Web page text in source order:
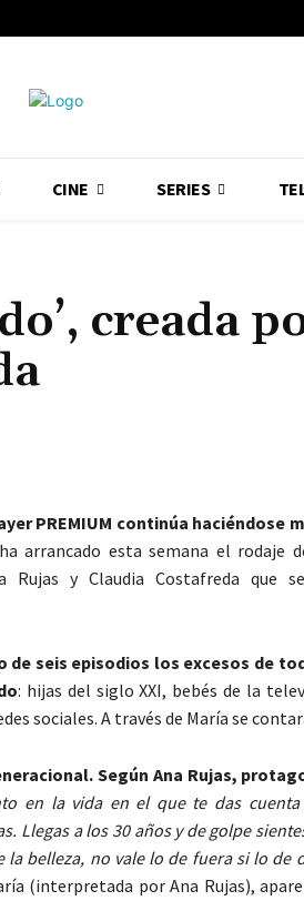
CINE SERIES
creada
PREMIUM continúa haciéndose
arrancado esta semana el rodaje
Rujas y Claudia Costafreda que
de seis episodios los excesos de
: hijas del siglo XXI, bebés de la
sociales. A través de María se
Según Ana Rujas,
en la vida en el que te das
Llegas a los 30 años y de golpe
la belleza, no vale lo de fuera si lo de
(interpretada por Ana Rujas),